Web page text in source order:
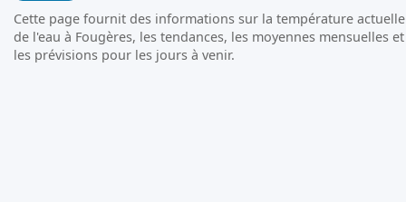
Cette page fournit des informations sur la température actuelle
de l'eau à Fougères, les tendances, les moyennes mensuelles et
les prévisions pour les jours à venir.